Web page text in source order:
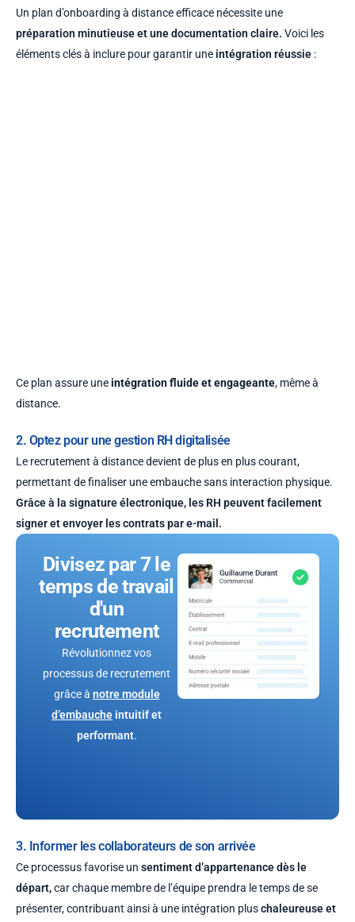
Un plan d’onboarding à distance efficace nécessite une
préparation minutieuse et une documentation claire. Voici les
éléments clés à inclure pour garantir une intégration réussie :
Ce plan assure uneintégration fluide et engageante, même à
distance.
2. Optez pour une gestion RH digitalisée
Le recrutement à distance devient de plus en plus courant,
permettant de finaliser une embauche sans interaction physique.
Grâce à la signature électronique, les RH peuvent facilement
signer et envoyer les contrats pare-mail .
Divisez par 7le
temps de travail
d'un
recrutement
Révolutionnez vos
processus de recrutement
grâce à notre module
d’embauche intuitif et
performant.
3. Informer les collaborateurs de son arrivée
Ce processus favorise un sentiment d’appartenance dès le
départ,car chaque membre de l’équipe prendra le temps de se
présenter, contribuant ainsi à une intégration pluschaleureuse et